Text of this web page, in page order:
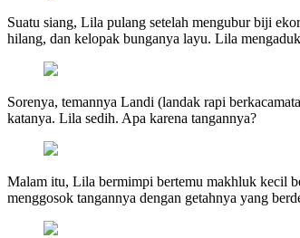
Suatu siang, Lila pulang setelah mengubur biji
hilang, dan kelopak bunganya layu. Lila
Sorenya, temannya Landi (landak rapi
katanya. Lila sedih. Apa karena tangannya?
Malam itu, Lila bermimpi bertemu makhluk kecil
menggosok tangannya dengan getahnya yang